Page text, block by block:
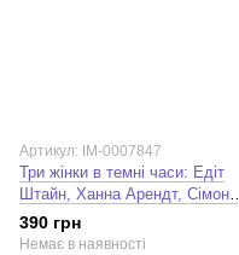
Артикул: IM-0007847
Три жінки в темні часи: Едіт
Штайн, Ханна Арендт, Сімона
Вайль, або Amor fati, amor
mundi. Сільвія Куртін-Денамі
390 грн
Немає в наявності